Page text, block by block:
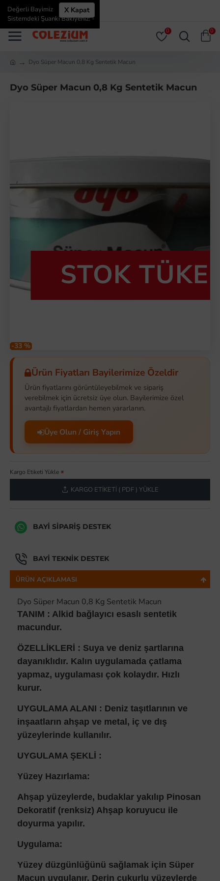
ÜYE GIRIŞI ÜYE OL
0 0
X Kapat
Değerli Bayimiz
Sistemdeki Şuanki Bakiyeniz: -
Dyo Süper Macun 0,8 Kg Sentetik Macun
Dyo Süper Macun 0,8 Kg Sentetik Macun
-33 %
STOK
Ürün Fiyatları Bayilerimize Özeldir
Ürün fiyatlarını görüntüleyebilmek ve sipariş
verebilmek için ücretsiz üye olun. Bayilerimize özel
avantajlı fiyatlardan hemen yararlanın.
Üye Olun / Giriş Yapın
Kargo Etiketi Yükle
KARGO ETIKETI ( PDF ) YÜKLE
BAYI SIPARIŞ DESTEK
BAYI TEKNIK DESTEK
ÜRÜN AÇIKLAMASI
Dyo Süper Macun 0,8 Kg Sentetik Macun
TANIM : Alkid bağlayıcı esaslı sentetik
macundur.
ÖZELLİKLERİ : Suya ve deniz şartlarına
dayanıklıdır. Kalın uygulamada çatlama
yapmaz, uygulaması çok kolaydır. Hızlı
kurur.
UYGULAMA ALANI : Deniz taşıtlarının ve
inşaatların ahşap ve metal, iç ve dış
yüzeylerinde kullanılır.
UYGULAMA ŞEKLİ :
Yüzey Hazırlama:
Ahşap yüzeylerde, budaklar yakılıp Pinosan
Dekoratif (renksiz) Ahşap koruyucu ile
doyurma yapılır.
Uygulama:
Yüzey düzgünlüğünü sağlamak için Süper
Macun uygulanır. Derin çukurlu yüzeylerde